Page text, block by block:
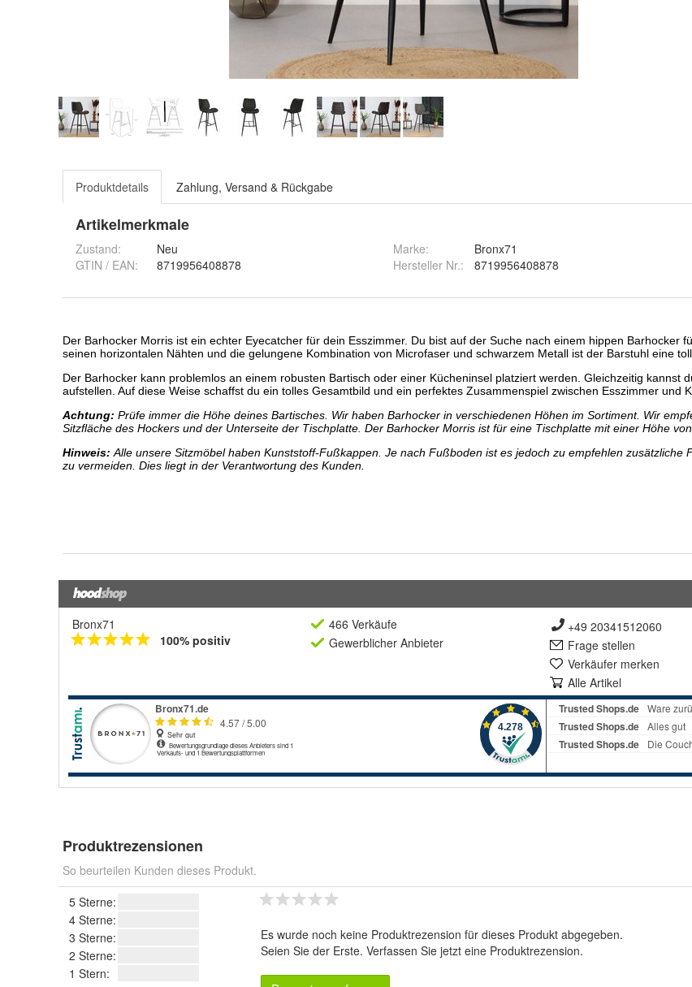
Produktdetails Zahlung, Versand & Rückgabe
Artikelmerkmale
Zustand:
Neu
GTIN / EAN:
8719956408878
Marke:
Bronx71
Hersteller Nr.:
8719956408878
Bronx71
100% positiv
466 Verkäufe
Gewerblicher Anbieter
+49 20341512060
Frage stellen
Verkäufer merken
Alle Artikel
Produktrezensionen
So beurteilen Kunden dieses Produkt.
5 Sterne:
4 Sterne:
3 Sterne:
2 Sterne:
1 Stern:
Es wurde noch keine Produktrezension für dieses Produkt abgegeben.
Seien Sie der Erste. Verfassen Sie jetzt eine Produktrezension.